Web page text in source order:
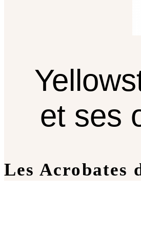
et ses
Les Acrobates